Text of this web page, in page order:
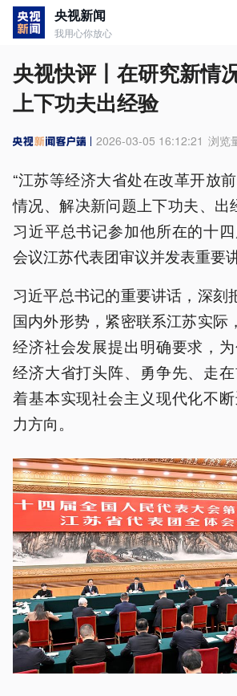
央视新闻
我用心你放心
央视快评丨在研究新情
上下功夫出经验
2026-03-05 16:12:21 浏览
“江苏等经济大省处在改革开放
情况、解决新问题上下功夫、出
习近平总书记参加他所在的十
会议江苏代表团审议并发表重要讲
习近平总书记的重要讲话，深刻
国内外形势，紧密联系江苏实际
经济社会发展提出明确要求，
经济大省打头阵、勇争先、走
着基本实现社会主义现代化不
力方向。